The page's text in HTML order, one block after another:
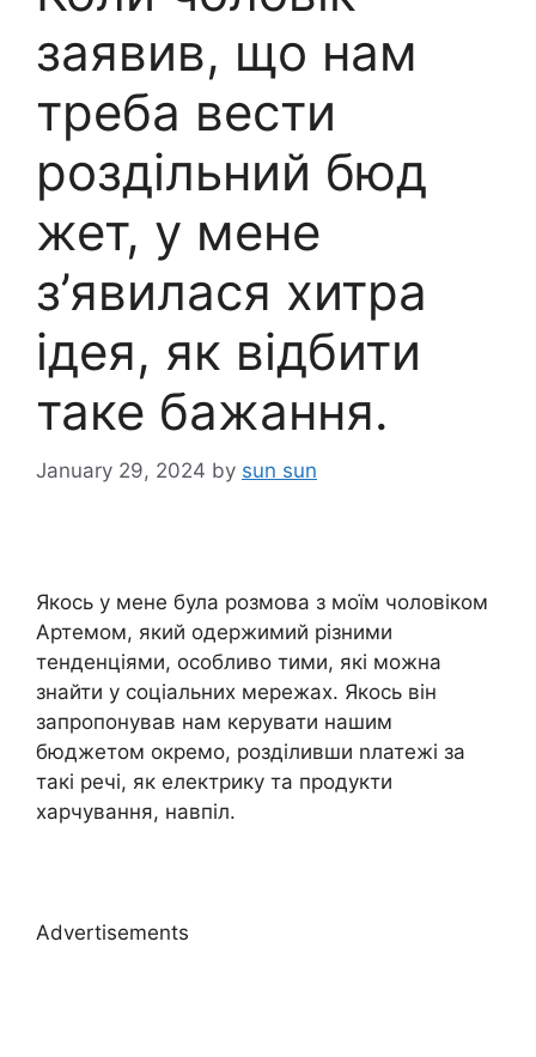
заявив, що нам
треба вести
роздільний бюд
жет, у мене
з’явилася хитра
ідея, як відбити
таке бажання.
January 29, 2024 by sun sun
Якось у мене була розмова з моїм чоловіком
Артемом, який одержимий різними
тенденціями, особливо тими, які можна
знайти у соціальних мережах. Якось він
запропонував нам керувати нашим
бюджетом окремо, розділивши nлатежі за
такі речі, як електрику та продукти
харчування, навпіл.
Advertisements